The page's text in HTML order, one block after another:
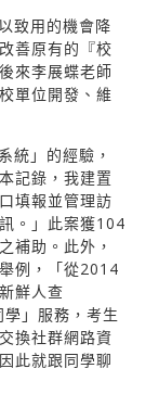
致用的機會降
善原有的『校
來李展蝶老師
單位開發、維
統」的經驗，
記錄，我建置
填報並管理訪
。」此案獲104
補助。此外，
例，「從2014
鮮人查
」服務，考生
換社群網路資
此就跟同學聊